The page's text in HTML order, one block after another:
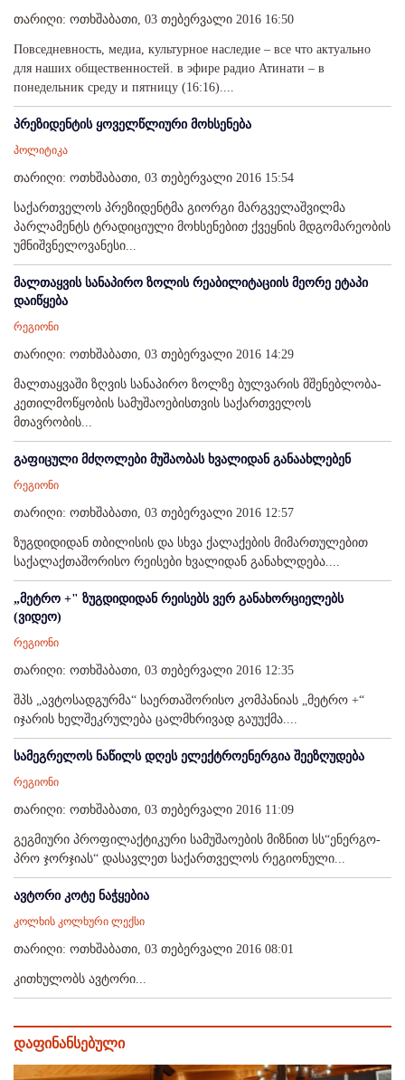
თარიღი: ოთხშაბათი, 03 თებერვალი 2016 16:50
Повседневность, медиа, культурное наследие – все что актуально
для наших общественностей. в эфире радио Атинати – в
понедельник среду и пятницу (16:16)....
პრეზიდენტის ყოველწლიური მოხსენება
პოლიტიკა
თარიღი: ოთხშაბათი, 03 თებერვალი 2016 15:54
საქართველოს პრეზიდენტმა გიორგი მარგველაშვილმა
პარლამენტს ტრადიციული მოხსენებით ქვეყნის მდგომარეობის
უმნიშვნელოვანესი...
მალთაყვის სანაპირო ზოლის რეაბილიტაციის მეორე ეტაპი
დაიწყება
რეგიონი
თარიღი: ოთხშაბათი, 03 თებერვალი 2016 14:29
მალთაყვაში ზღვის სანაპირო ზოლზე ბულვარის მშენებლობა-
კეთილმოწყობის სამუშაოებისთვის საქართველოს
მთავრობის...
გაფიცული მძღოლები მუშაობას ხვალიდან განაახლებენ
რეგიონი
თარიღი: ოთხშაბათი, 03 თებერვალი 2016 12:57
ზუგდიდიდან თბილისის და სხვა ქალაქების მიმართულებით
საქალაქთაშორისო რეისები ხვალიდან განახლდება....
„მეტრო +" ზუგდიდიდან რეისებს ვერ განახორციელებს
(ვიდეო)
რეგიონი
თარიღი: ოთხშაბათი, 03 თებერვალი 2016 12:35
შპს „ავტოსადგურმა“ საერთაშორისო კომპანიას „მეტრო +“
იჯარის ხელშეკრულება ცალმხრივად გაუუქმა....
სამეგრელოს ნაწილს დღეს ელექტროენერგია შეეზღუდება
რეგიონი
თარიღი: ოთხშაბათი, 03 თებერვალი 2016 11:09
გეგმიური პროფილაქტიკური სამუშაოების მიზნით სს“ენერგო-
პრო ჯორჯიას“ დასავლეთ საქართველოს რეგიონული...
ავტორი კოტე ნაჭყებია
კოლხის კოლხური ლექსი
თარიღი: ოთხშაბათი, 03 თებერვალი 2016 08:01
კითხულობს ავტორი...
დაფინანსებული